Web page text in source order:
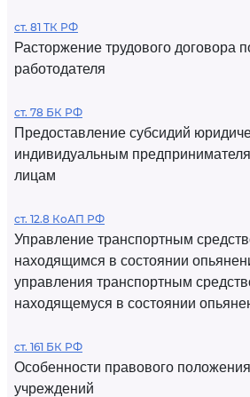
ст. 81 ТК РФ
Расторжение трудового договора
работодателя
ст. 78 БК РФ
Предоставление субсидий
индивидуальным
лицам
ст. 12.8 КоАП РФ
Управление транспортным
находящимся в состоянии
управления транспортным
находящемуся в состоянии
ст. 161 БК РФ
Особенности правового
учреждений